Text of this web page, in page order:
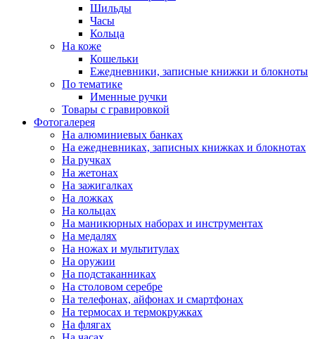
Шильды
Часы
Кольца
На коже
Кошельки
Ежедневники, записные книжки и блокноты
По тематике
Именные ручки
Товары с гравировкой
Фотогалерея
На алюминиевых банках
На ежедневниках, записных книжках и блокнотах
На ручках
На жетонах
На зажигалках
На ложках
На кольцах
На маникюрных наборах и инструментах
На медалях
На ножах и мультитулах
На оружии
На подстаканниках
На столовом серебре
На телефонах, айфонах и смартфонах
На термосах и термокружках
На флягах